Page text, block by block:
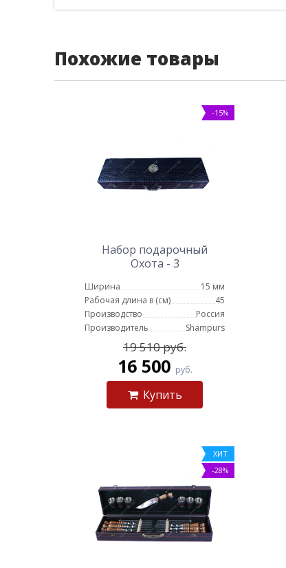
Похожие товары
-15%
Набор подарочный
Охота - 3
Ширина
15 мм
Рабочая длина в (см)
45
Производство
Россия
Производитель
Shampurs
19 510 руб.
16 500 руб.
Купить
ХИТ
-28%